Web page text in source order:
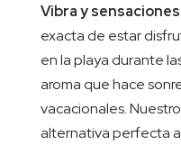
Vibra y sensaciones
exacta de estar
en la playa durante
aroma que hace
vacacionales.
alternativa perfecta a